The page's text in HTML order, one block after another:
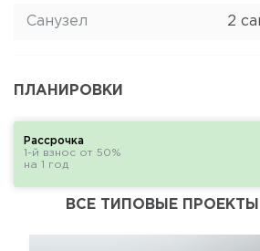
Санузел 2
ПЛАНИРОВКИ
Рассрочка
1-й взнос от 50%
на 1 год
ВСЕ ТИПОВЫЕ